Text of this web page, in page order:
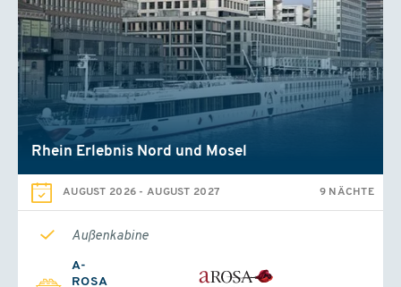
Rhein Erlebnis Nord und Mosel
AUGUST 2026 -AUGUST 2027 9 NÄCHTE
Außenkabine
A-
ROSA